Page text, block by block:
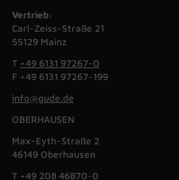
Vertrieb:
Carl-Zeiss-Straße 21
55129 Mainz
T +49 6131 97267-0
F +49 6131 97267-199
info@gude.de
OBERHAUSEN
Max-Eyth-Straße 2
46149 Oberhausen
T +49 208 46870-0